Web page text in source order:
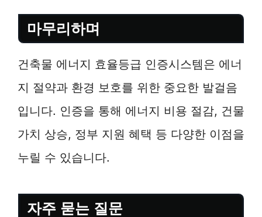
마무리하며
건축물 에너지 효율등급 인증시스템은 에너
지 절약과 환경 보호를 위한 중요한 발걸음
입니다. 인증을 통해 에너지 비용 절감, 건물
가치 상승, 정부 지원 혜택 등 다양한 이점을
누릴 수 있습니다.
자주 묻는 질문